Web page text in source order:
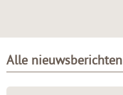
Alle nieuwsberichten